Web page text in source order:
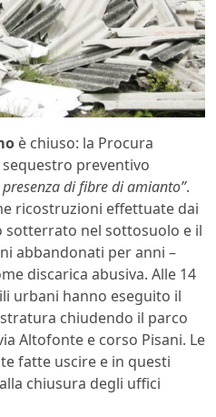
è chiuso: la Procura
preventivo
presenza di fibre di amianto”.
ricostruzioni effettuate dai
sotterrato nel sottosuolo e il
abbandonati per anni –
discarica abusiva. Alle 14
urbani hanno eseguito il
chiudendo il parco
Altofonte e corso Pisani. Le
fatte uscire e in questi
chiusura degli uffici